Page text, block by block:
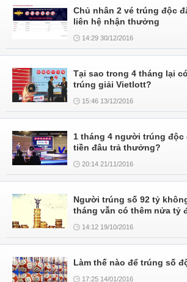
Chủ nhân 2 vé trúng độc
liên hệ nhận thưởng
14:29 30/12/2016
Tại sao trong 4 tháng lại
trúng giải Vietlott?
15:46 13/12/2016
1 tháng 4 người trúng độc
tiền đâu trả thưởng?
20:14 21/11/2016
Người trúng số 92 tỷ
tháng vẫn có thêm nửa tỷ
14:12 19/10/2016
Làm thế nào để trúng số
17:25 14/01/2016